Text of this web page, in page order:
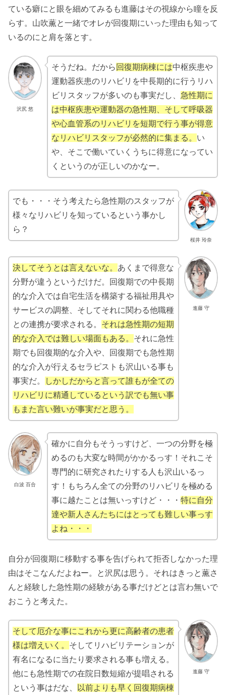
ている癖にと眼を細めてみるも進藤はその視線から瞳を反
らす。山吹薫と一緒でオレが回復期にいった理由も知って
いるのにと肩を落とす。
沢尻 悠
そうだね。だから 回復期病棟には中枢疾患や
運動器疾患のリハビリを中長期的に行うリハ
ビリスタッフが多いのも事実だし、 急性期に
は中枢疾患や運動器の急性期、そして呼吸器
や心血管系のリハビリを短期で行う事が得意
なリハビリスタッフが必然的に集まる。 い
や、そこで働いていくうちに得意になってい
くというのが正しいのかなー。
桜井 玲奈
でも・・・そう考えたら急性期のスタッフが
様々なリハビリを知っているという事かし
ら？
進藤 守
決してそうとは言えないな。 あくまで得意な
分野が違うというだけだ。回復期での中長期
的な介入では自宅生活を構築する福祉用具や
サービスの調整、そしてそれに関わる他職種
との連携が要求される。 それは急性期の短期
的な介入では難しい場面もある。 それに急性
期でも回復期的な介入や、回復期でも急性期
的な介入が行えるセラピストも沢山いる事も
事実だ。
しかしだからと言って誰もが全ての
リハビリに精通しているという訳でも無い事
もまた言い難いが事実だと思う。
白波 百合
確かに自分もそうっすけど、一つの分野を極
めるのも大変な時間がかかるっす！それこそ
専門的に研究されたりする人も沢山いるっ
す！もちろん全ての分野のリハビリを極める
事に越たことは無いっすけど・・・ 特に自分
達や新人さんたちにはとっても難しい事っす
よね・・・
自分が回復期に移動する事を告げられて拒否しなかった理
由はそこなんだよねー。と沢尻は思う。それはきっと薫さ
んと経験した急性期の経験がある事だけどとは言わ無いで
おこうと考えた。
進藤 守
そして厄介な事にこれから更に高齢者の患者
様は増えいく。 そしてリハビリテーションが
有名になるに当たり要求される事も増える。
他にも急性期での在院日数短縮が提唱される
という事はだな、
以前よりも早く回復期病棟